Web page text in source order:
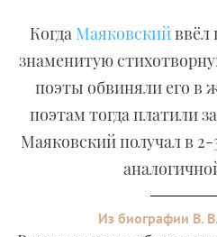
Когда Маяковскийввёл
знаменитую
поэты обвиняли его в
поэтам тогда платили
Маяковский получал в 2-
Из биографии В.